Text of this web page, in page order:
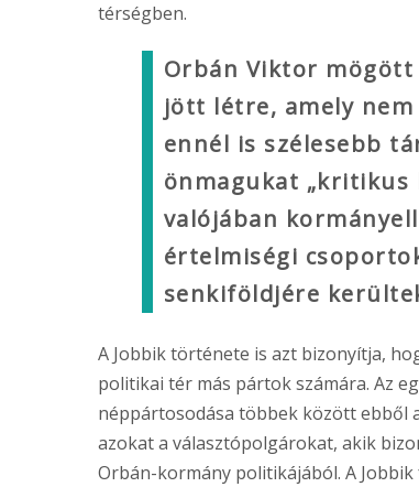
térségben.
Orbán Viktor mögött
jött létre, amely
ennél is szélesebb
önmagukat „kritikus
valójában
értelmiségi
senkiföldjére
A Jobbik története is azt bizonyítja,
politikai tér más pártok számára. Az
néppártosodása többek között ebből
azokat a választópolgárokat, akik
Orbán-kormány politikájából. A